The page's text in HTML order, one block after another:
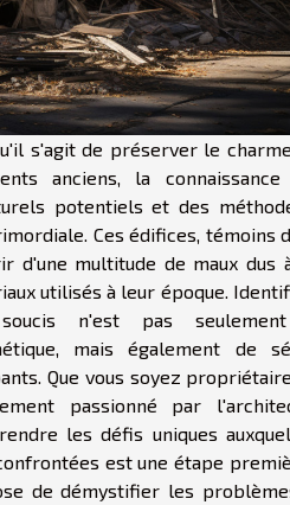
s'agit de préserver le
anciens, la
potentiels et des
Ces édifices, témoins
d'une multitude de maux dus
utilisés à leur époque.
n'est pas
mais également de
Que vous soyez
passionné par
les défis uniques
est une étape
de démystifier les